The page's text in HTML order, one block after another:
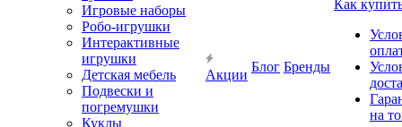
Игровые наборы
Робо-игрушки
Интерактивные
игрушки
Детская мебель
Подвески и
погремушки
Куклы
Акции
Блог Бренды
Как
на